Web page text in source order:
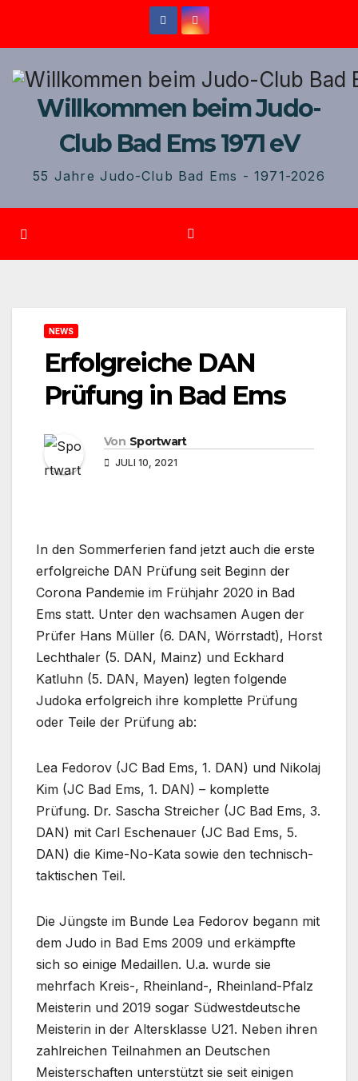
Willkommen beim Judo-
Club Bad Ems 1971 eV
55 Jahre Judo-Club Bad Ems - 1971-2026
NEWS
Erfolgreiche DAN
Prüfung in Bad Ems
Von Sportwart
JULI 10, 2021
In den Sommerferien fand jetzt auch die erste
erfolgreiche DAN Prüfung seit Beginn der
Corona Pandemie im Frühjahr 2020 in Bad
Ems statt. Unter den wachsamen Augen der
Prüfer Hans Müller (6. DAN, Wörrstadt), Horst
Lechthaler (5. DAN, Mainz) und Eckhard
Katluhn (5. DAN, Mayen) legten folgende
Judoka erfolgreich ihre komplette Prüfung
oder Teile der Prüfung ab:
Lea Fedorov (JC Bad Ems, 1. DAN) und Nikolaj
Kim (JC Bad Ems, 1. DAN) – komplette
Prüfung. Dr. Sascha Streicher (JC Bad Ems, 3.
DAN) mit Carl Eschenauer (JC Bad Ems, 5.
DAN) die Kime-No-Kata sowie den technisch-
taktischen Teil.
Die Jüngste im Bunde Lea Fedorov begann mit
dem Judo in Bad Ems 2009 und erkämpfte
sich so einige Medaillen. U.a. wurde sie
mehrfach Kreis-, Rheinland-, Rheinland-Pfalz
Meisterin und 2019 sogar Südwestdeutsche
Meisterin in der Altersklasse U21. Neben ihren
zahlreichen Teilnahmen an Deutschen
Meisterschaften unterstützt sie seit einigen